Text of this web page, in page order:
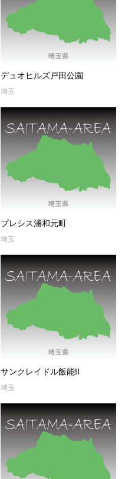
デュオヒルズ戸田公園
埼玉
プレシス浦和元町
埼玉
サンクレイドル飯能II
埼玉